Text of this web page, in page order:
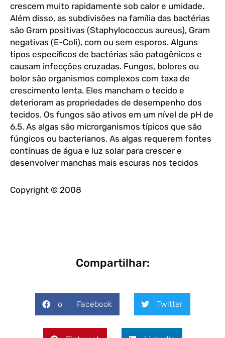
crescem muito rapidamente sob calor e umidade.
Além disso, as subdivisões na família das bactérias
são Gram positivas (Staphylococcus aureus), Gram
negativas (E-Coli), com ou sem esporos. Alguns
tipos específicos de bactérias são patogênicos e
causam infecções cruzadas. Fungos, bolores ou
bolor são organismos complexos com taxa de
crescimento lenta. Eles mancham o tecido e
deterioram as propriedades de desempenho dos
tecidos. Os fungos são ativos em um nível de pH de
6,5. As algas são microrganismos típicos que são
fúngicos ou bacterianos. As algas requerem fontes
contínuas de água e luz solar para crescer e
desenvolver manchas mais escuras nos tecidos
Copyright © 2008
Compartilhar:
o Facebook Twitter